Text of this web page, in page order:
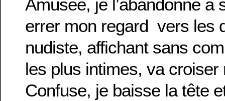
Amusée, je l’abandonne à
errer mon regard vers les
nudiste, affichant sans
les plus intimes, va croiser
Confuse, je baisse la tête